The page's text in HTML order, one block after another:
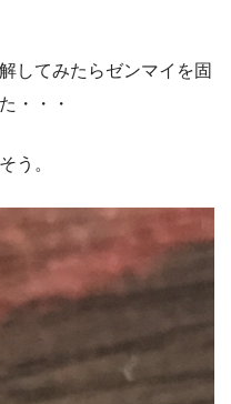
してみたらゼンマイを固
・・・
う。